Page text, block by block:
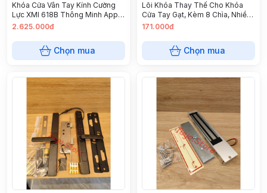
Khóa Cửa Vân Tay Kính Cường
Lực XMI 618B Thông Minh App
Ttlock Vân Tay, Mật Mã, Thẻ Từ
2.625.000đ
Chọn mua
Lõi Khóa Thay Thế Cho Khóa
Cửa Tay Gạt, Kèm 8 Chìa, Nhiều
Mẫu Cho Khách Lựa Chọn, Khóa
171.000đ
Chọn mua